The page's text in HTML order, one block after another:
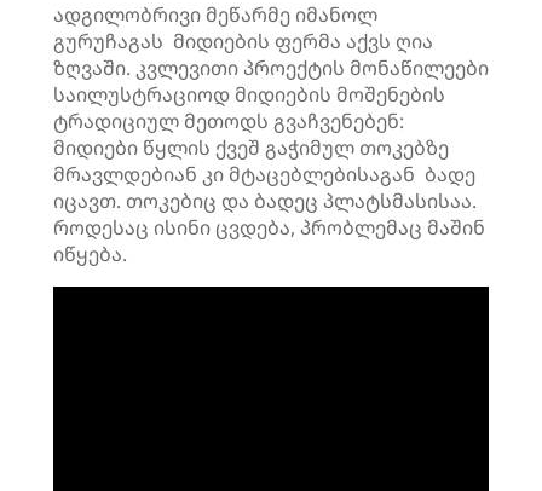
ადგილობრივი მეწარმე იმანოლ
გურუჩაგას მიდიების ფერმა აქვს ღია
ზღვაში. კვლევითი პროექტის მონაწილეები
საილუსტრაციოდ მიდიების მოშენების
ტრადიციულ მეთოდს გვაჩვენებენ:
მიდიები წყლის ქვეშ გაჭიმულ თოკებზე
მრავლდებიან კი მტაცებლებისაგან ბადე
იცავთ. თოკებიც და ბადეც პლატსმასისაა.
როდესაც ისინი ცვდება, პრობლემაც მაშინ
იწყება.